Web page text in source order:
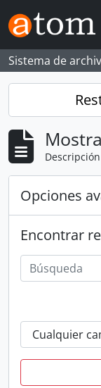
Skip to main content
Sistema de
Opciones
Encontrar